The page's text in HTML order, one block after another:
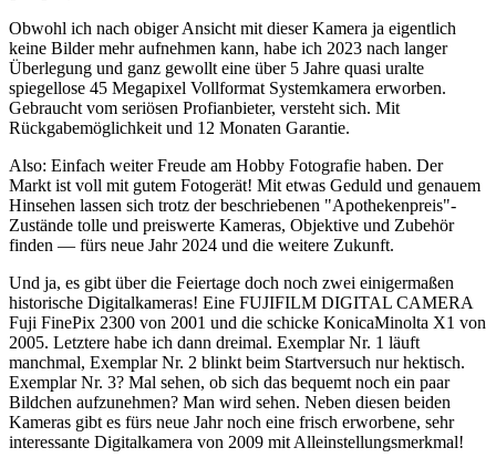
Obwohl ich nach obiger Ansicht mit dieser Kamera ja eigentlich
keine Bilder mehr aufnehmen kann, habe ich 2023 nach langer
Überlegung und ganz gewollt eine über 5 Jahre quasi uralte
spiegellose 45 Megapixel Vollformat Systemkamera erworben.
Gebraucht vom seriösen Profianbieter, versteht sich. Mit
Rückgabemöglichkeit und 12 Monaten Garantie.
Also: Einfach weiter Freude am Hobby Fotografie haben. Der
Markt ist voll mit gutem Fotogerät! Mit etwas Geduld und genauem
Hinsehen lassen sich trotz der beschriebenen "Apothekenpreis"-
Zustände tolle und preiswerte Kameras, Objektive und Zubehör
finden — fürs neue Jahr 2024 und die weitere Zukunft.
Und ja, es gibt über die Feiertage doch noch zwei einigermaßen
historische Digitalkameras! Eine FUJIFILM DIGITAL CAMERA
Fuji FinePix 2300 von 2001 und die schicke KonicaMinolta X1 von
2005. Letztere habe ich dann dreimal. Exemplar Nr. 1 läuft
manchmal, Exemplar Nr. 2 blinkt beim Startversuch nur hektisch.
Exemplar Nr. 3? Mal sehen, ob sich das bequemt noch ein paar
Bildchen aufzunehmen? Man wird sehen. Neben diesen beiden
Kameras gibt es fürs neue Jahr noch eine frisch erworbene, sehr
interessante Digitalkamera von 2009 mit Alleinstellungsmerkmal!